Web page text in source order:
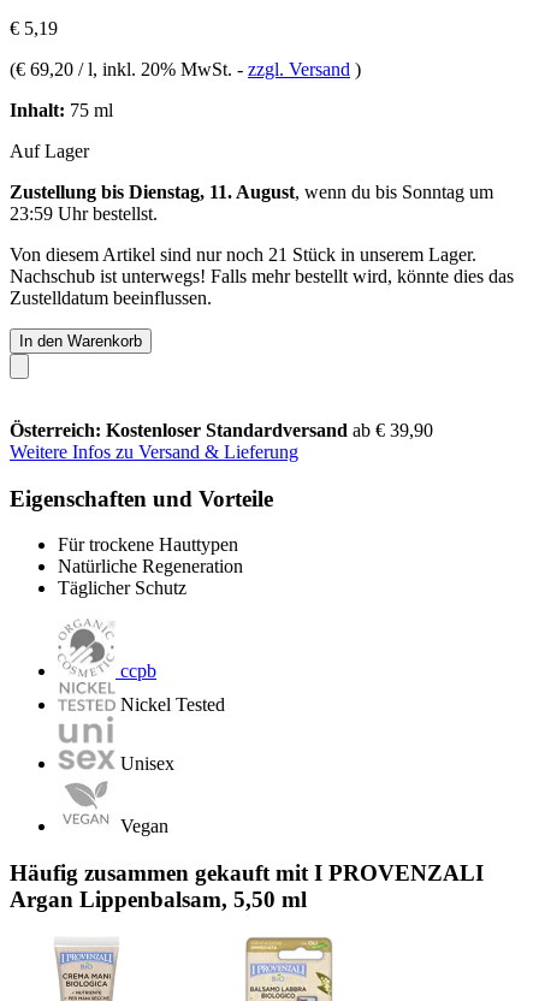
€ 5,19
(€ 69,20 / l, inkl. 20% MwSt. - zzgl. Versand )
Inhalt: 75 ml
Auf Lager
Zustellung bis Dienstag, 11. August, wenn du bis Sonntag um
23:59 Uhrbestellst.
Von diesem Artikel sind nur noch 21 Stück in unserem Lager.
Nachschub ist unterwegs! Falls mehr bestellt wird, könnte dies das
Zustelldatum beeinflussen.
In den Warenkorb
Österreich: Kostenloser Standardversand ab € 39,90
Weitere Infos zu Versand & Lieferung
Eigenschaften und Vorteile
Für trockene Hauttypen
Natürliche Regeneration
Täglicher Schutz
ccpb
Nickel Tested
Unisex
Vegan
Häufig zusammen gekauft mit I PROVENZALI
Argan Lippenbalsam, 5,50 ml